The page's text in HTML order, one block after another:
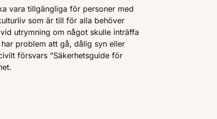
vara tillgängliga för personer med
som är till för alla behöver
utrymning om något skulle inträffa
problem att gå, dålig syn eller
försvars ”Säkerhetsguide för